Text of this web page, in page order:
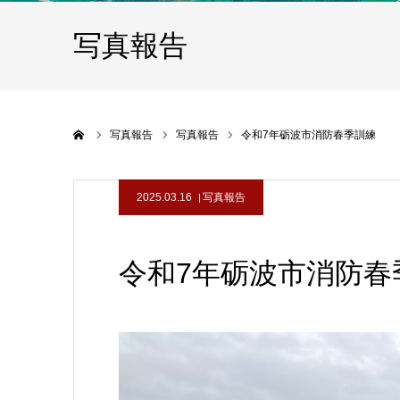
写真報告
写真報告 写真報告 令和7年砺波市消防春季訓練
2025.03.16 写真報告
令和7年砺波市消防春